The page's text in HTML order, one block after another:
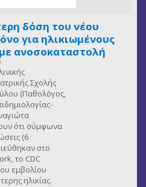
δόση του νέου
για ηλικιωμένους
ανοσοκαταστολή
Σχολής
(Παθολόγος,
ότι σύμφωνα
(6
στο
το CDC
εμβολίου
ηλικίας.